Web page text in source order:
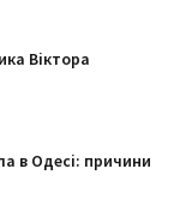
Віктора
в Одесі: причини